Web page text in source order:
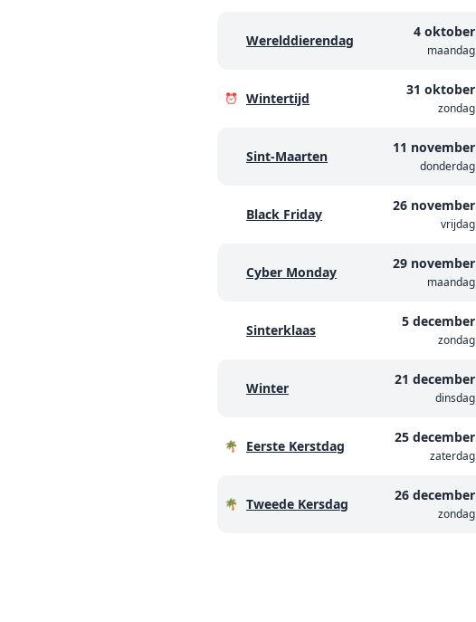
Werelddierendag
4 oktober
maandag
⏰ Wintertijd
31 oktober
zondag
Sint-Maarten
11 november
donderdag
Black Friday
26 november
vrijdag
Cyber Monday
29 november
maandag
Sinterklaas
5 december
zondag
Winter
21 december
dinsdag
🌴 Eerste Kerstdag
25 december
zaterdag
🌴 Tweede Kersdag
26 december
zondag